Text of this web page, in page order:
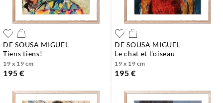
DE SOUSA MIGUEL
tiens tiens!
19 x 19 cm
195 €
DE SOUSA MIGUEL
le chat et l'oiseau
19 x 19 cm
195 €